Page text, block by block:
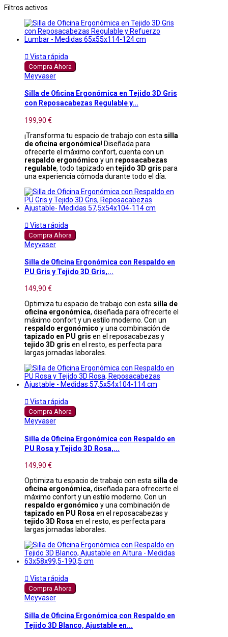
Filtros activos
 Vista rápida
Compra Ahora
Meyvaser
Silla de Oficina Ergonómica en Tejido 3D Gris
con Reposacabezas Regulable y...
199,90 €
¡Transforma tu espacio de trabajo con esta silla
de oficina ergonómica! Diseñada para
ofrecerte el máximo confort, cuenta con un
respaldo ergonómico y un reposacabezas
regulable, todo tapizado en tejido 3D gris para
una experiencia cómoda durante todo el día.
 Vista rápida
Compra Ahora
Meyvaser
Silla de Oficina Ergonómica con Respaldo en
PU Gris y Tejido 3D Gris,...
149,90 €
Optimiza tu espacio de trabajo con esta silla de
oficina ergonómica, diseñada para ofrecerte el
máximo confort y un estilo moderno. Con un
respaldo ergonómico y una combinación de
tapizado en PU gris en el reposacabezas y
tejido 3D gris en el resto, es perfecta para
largas jornadas laborales.
 Vista rápida
Compra Ahora
Meyvaser
Silla de Oficina Ergonómica con Respaldo en
PU Rosa y Tejido 3D Rosa,...
149,90 €
Optimiza tu espacio de trabajo con esta silla de
oficina ergonómica, diseñada para ofrecerte el
máximo confort y un estilo moderno. Con un
respaldo ergonómico y una combinación de
tapizado en PU Rosa en el reposacabezas y
tejido 3D Rosa en el resto, es perfecta para
largas jornadas laborales.
 Vista rápida
Compra Ahora
Meyvaser
Silla de Oficina Ergonómica con Respaldo en
Tejido 3D Blanco, Ajustable en...